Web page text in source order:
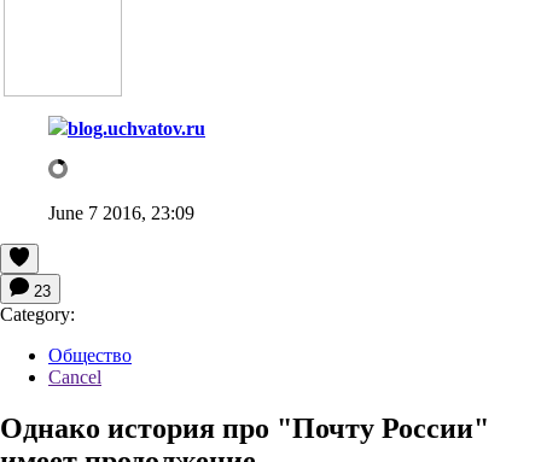
blog.uchvatov.ru
June 7 2016, 23:09
23
Category:
Общество
Cancel
Однако история про "Почту России"